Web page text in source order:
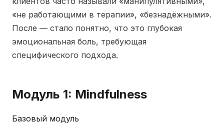
«не работающими в терапии», «безнадёжными».
После — стало понятно, что это глубокая
эмоциональная боль, требующая
специфического подхода.
Модуль 1: Mindfulness
Базовый модуль